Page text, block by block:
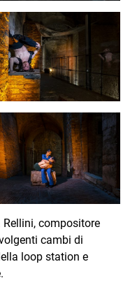
Rellini, compositore
cambi di
loop station e